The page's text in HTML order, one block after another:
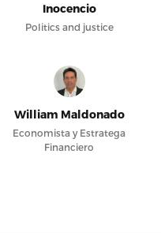
Inocencio
Politics and justice
William Maldonado
Economista y Estratega
Financiero